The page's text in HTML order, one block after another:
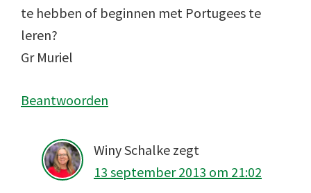
te hebben of beginnen met Portugees te
leren?
Gr Muriel
Beantwoorden
Winy Schalke zegt
13 september 2013 om 21:02